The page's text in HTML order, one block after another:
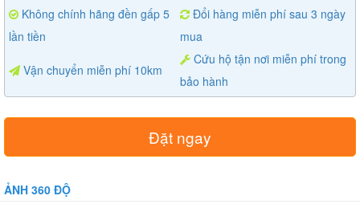
Không chính hãng đền gấp 5
lần tiền
Đổi hàng miễn phí sau 3 ngày
mua
Vận chuyển miễn phí 10km
Cứu hộ tận nơi miễn phí trong
bảo hành
Đặt ngay
ẢNH 360 ĐỘ